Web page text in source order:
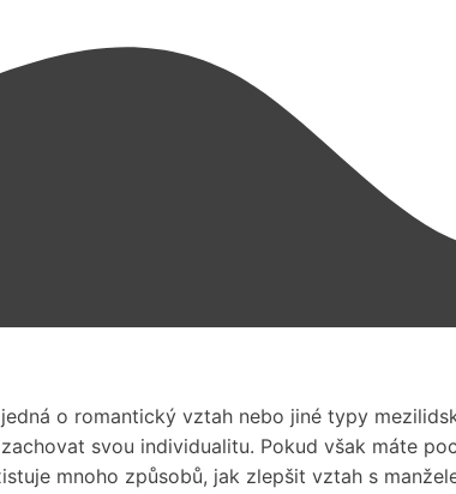
o romantický vztah nebo jiné typy
svou individualitu. Pokud však máte
mnoho způsobů, jak zlepšit vztah s